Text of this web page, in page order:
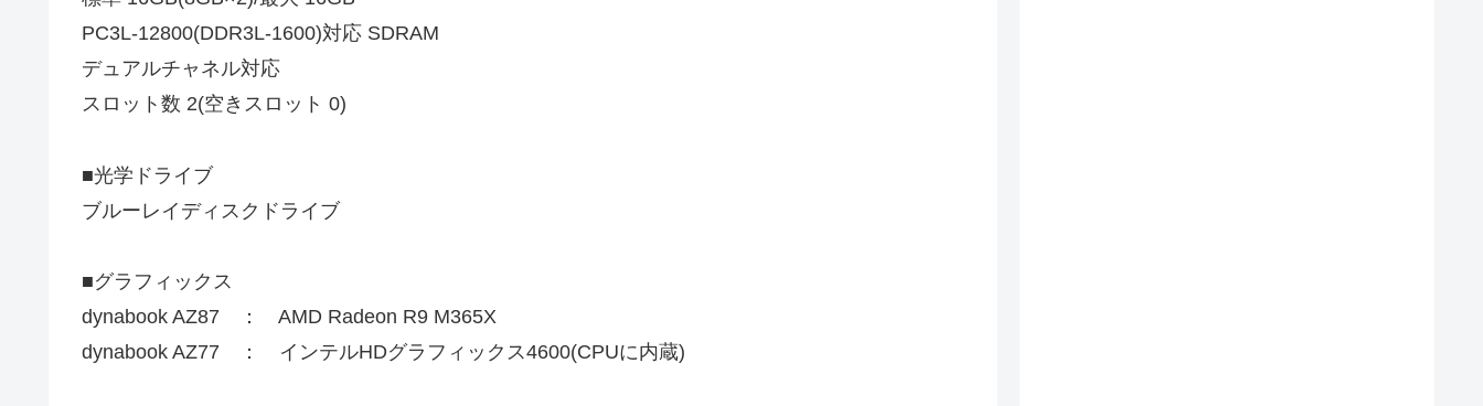
PC3L-12800(DDR3L-1600)対応 SDRAM
デュアルチャネル対応
スロット数 2(空きスロット 0)
■光学ドライブ
ブルーレイディスクドライブ
■グラフィックス
dynabook AZ87 ： AMD Radeon R9 M365X
dynabook AZ77 ： インテルHDグラフィックス4600(CPUに内蔵)